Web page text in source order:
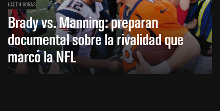
HACE 4 HORAS
Brady vs. Manning: preparan
documental sobre la rivalidad que
marcó la NFL